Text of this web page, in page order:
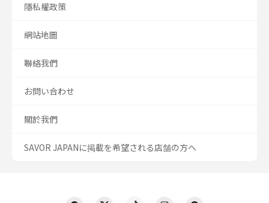
隱私權政策
網站地圖
聯絡我們
お問い合わせ
關於我們
SAVOR JAPANに掲載を希望される店舗の方へ